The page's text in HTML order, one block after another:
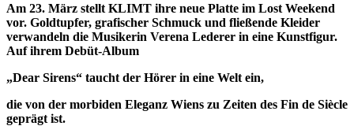
Am 23. März stellt KLIMT ihre neue Platte im Lost Weekend
vor. Goldtupfer, grafischer Schmuck und fließende Kleider
verwandeln die Musikerin Verena Lederer in eine Kunstfigur.
Auf ihrem Debüt-Album
„Dear Sirens“ taucht der Hörer in eine Welt ein,
die von der morbiden Eleganz Wiens zu Zeiten des Fin de Siècle
geprägt ist.